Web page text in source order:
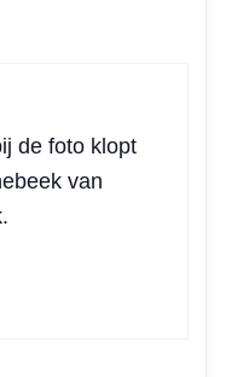
de foto klopt
van